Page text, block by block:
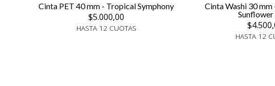
Cinta PET 40 mm - Tropical Symphony
$5.000,00
HASTA 12 CUOTAS
Cinta Washi 30 mm
HASTA 12